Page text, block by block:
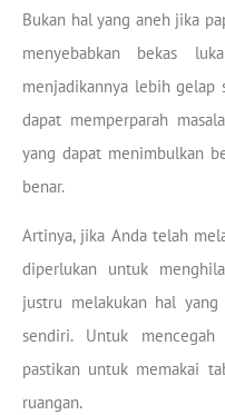
Bukan hal yang aneh jika
menyebabkan bekas
menjadikannya lebih
dapat memperparah
yang dapat menimbulkan
benar.
Artinya, jika Anda telah
diperlukan untuk
justru melakukan hal
sendiri. Untuk
pastikan untuk memakai
ruangan.